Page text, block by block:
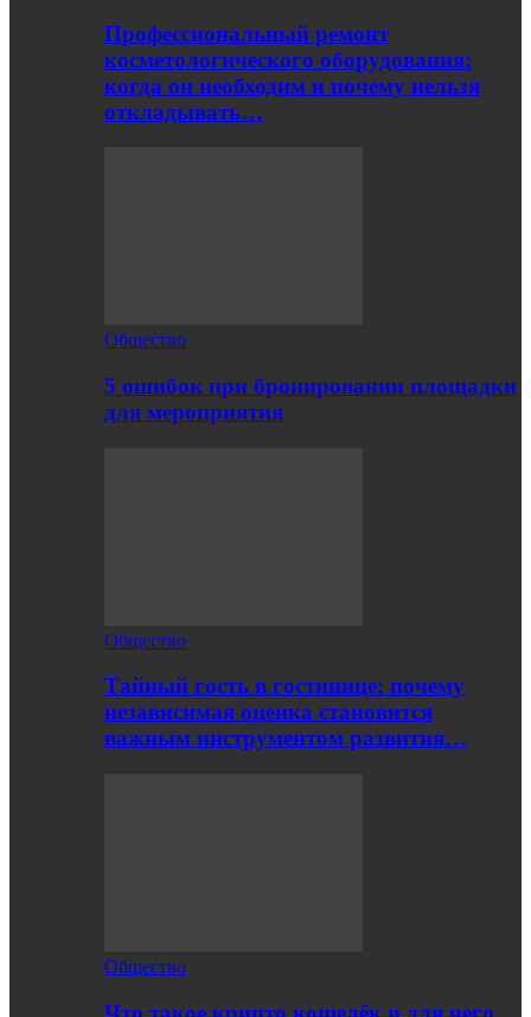
Профессиональный ремонт
косметологического оборудования:
когда он необходим и почему нельзя
откладывать…
Общество
5 ошибок при бронировании площадки
для мероприятия
Общество
Тайный гость в гостинице: почему
независимая оценка становится
важным инструментом развития…
Общество